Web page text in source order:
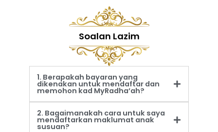
Soalan Lazim
1. Berapakah bayaran yang
dikenakan untuk mendaftar dan
memohon kad MyRadha’ah?
2. Bagaimanakah cara untuk saya
mendaftarkan maklumat anak
susuan?